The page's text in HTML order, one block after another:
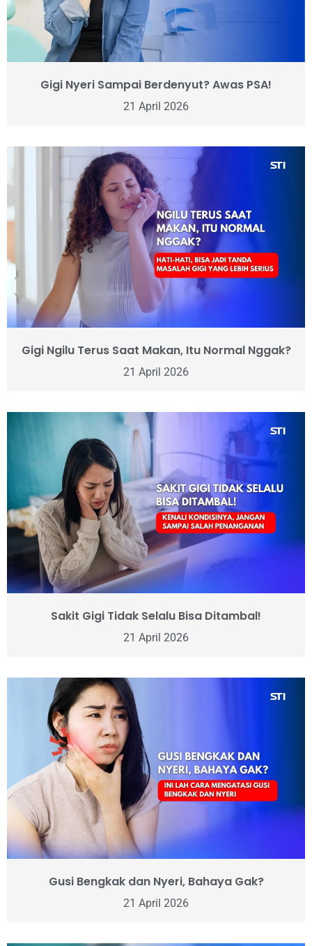
Gigi Nyeri Sampai Berdenyut? Awas PSA!
21 April 2026
Gigi Ngilu Terus Saat Makan, Itu Normal Nggak?
21 April 2026
Sakit Gigi Tidak Selalu Bisa Ditambal!
21 April 2026
Gusi Bengkak dan Nyeri, Bahaya Gak?
21 April 2026